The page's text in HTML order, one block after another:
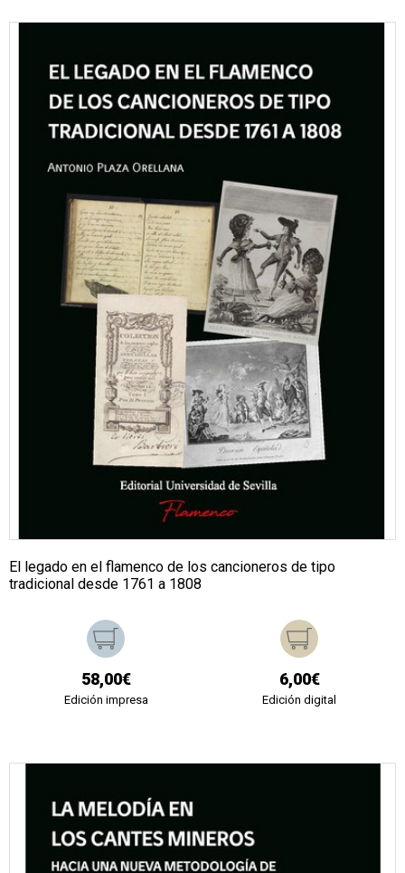
El legado en el flamenco de los cancioneros de tipo
tradicional desde 1761 a 1808
58,00€
Edición impresa
6,00€
Edición digital